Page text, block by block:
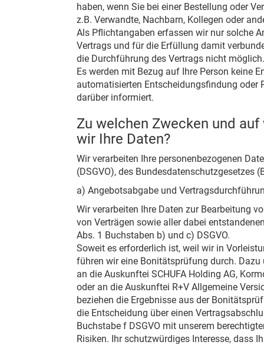
haben, wenn Sie bei einer Bestellung oder
z.B. Verwandte, Nachbarn, Kollegen oder
Als Pflichtangaben erfassen wir nur solche
Vertrags und für die Erfüllung damit
die Durchführung des Vertrags nicht
Es werden mit Bezug auf Ihre Person keine
automatisierten Entscheidungsfindung oder
darüber informiert.
Zu welchen Zwecken und
wir Ihre Daten?
Wir verarbeiten Ihre personenbezogenen
(DSGVO), des Bundesdatenschutzgesetzes
a) Angebotsabgabe und
Wir verarbeiten Ihre Daten zur Bearbeitung
von Verträgen sowie aller dabei
Abs. 1 Buchstaben b) und c) DSGVO.
Soweit es erforderlich ist, weil wir in
führen wir eine Bonitätsprüfung durch.
an die Auskunftei SCHUFA Holding AG,
oder an die Auskunftei R+V Allgemeine
beziehen die Ergebnisse aus der
die Entscheidung über einen
Buchstabe f DSGVO mit unserem
Risiken. Ihr schutzwürdiges Interesse, dass